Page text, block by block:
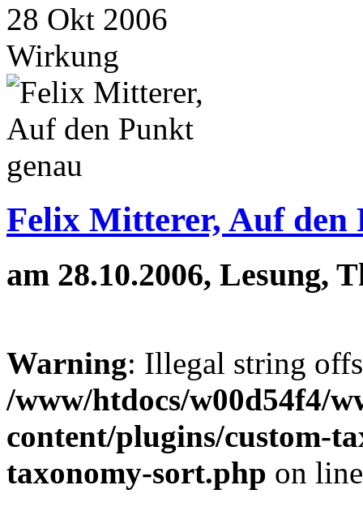
28 Okt 2006
Wirkung
Felix Mitterer, Auf den
am 28.10.2006, Lesung,
Warning: Illegal string
/www/htdocs/w00d54f4/
content/plugins/custom-
taxonomy-sort.php on